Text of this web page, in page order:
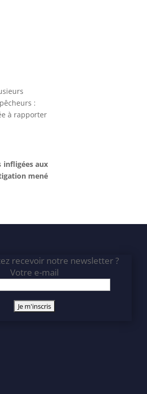
:
à rapporter
infligées aux
mené
recevoir notre newsletter ?
Votre e-mail